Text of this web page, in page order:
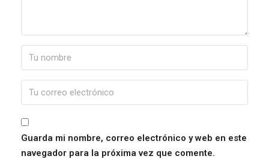
Guarda mi nombre, correo electrónico y web en este
navegador para la próxima vez que comente.